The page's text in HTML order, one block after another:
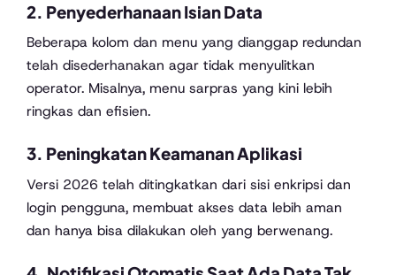
2. Penyederhanaan Isian Data
Beberapa kolom dan menu yang dianggap redundan
telah disederhanakan agar tidak menyulitkan
operator. Misalnya, menu sarpras yang kini lebih
ringkas dan efisien.
3. Peningkatan Keamanan Aplikasi
Versi 2026 telah ditingkatkan dari sisi enkripsi dan
login pengguna, membuat akses data lebih aman
dan hanya bisa dilakukan oleh yang berwenang.